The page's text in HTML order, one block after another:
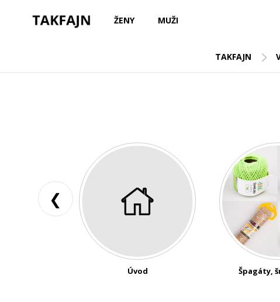
ŽENY MUŽI
TAKFAJN
❮
Úvod Špagáty,